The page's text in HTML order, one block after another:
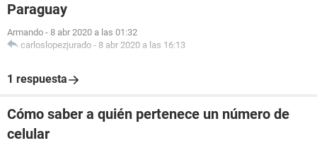
Paraguay
Armando - 8 abr 2020 a las 01:32
carloslopezjurado - 8 abr 2020 a las 16:13
1 respuesta
Cómo saber a quién pertenece un número de
celular